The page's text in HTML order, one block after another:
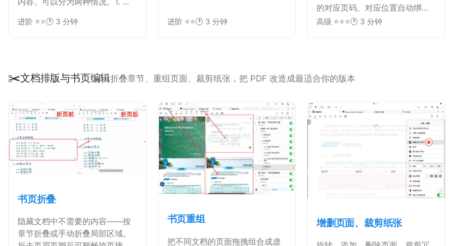
置引用其他文档的内容。回源指
进阶 ⭐⭐🕐 3 分钟 进阶 ⭐⭐🕐 3 分钟
的对应页码、对应位置自动绑定
关联。点击附属笔记本中的任意
高级 ⭐⭐⭐🕐 3 分钟
✂️文档排版与书页编辑折叠章节、重组页面、裁剪纸张，把 PDF 改造成最适合你的版本
书页折叠
隐藏文档中不需要的内容——按
章节折叠或手动折叠局部区域。
书页重组
把不同文档的页面拖拽组合成虚
增删页面、裁剪纸张